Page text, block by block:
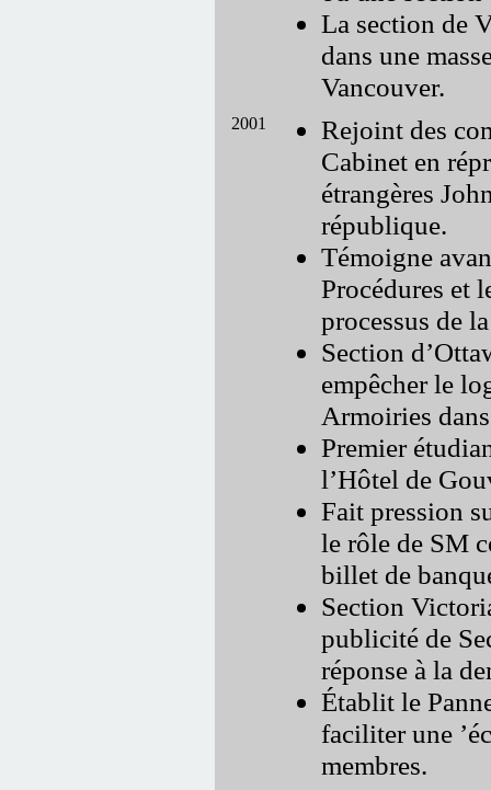
La section de
dans une
Vancouver.
2001
Rejoint des
Cabinet en
étrangères
république.
Témoigne
Procédures et
processus de
Section
empêcher le
Armoiries
Premier
l’Hôtel de
Fait pression
le rôle de SM
billet de
Section
publicité de
réponse à la
Établit le
faciliter une
membres.